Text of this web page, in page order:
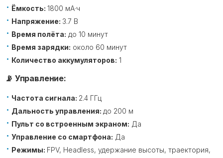
Ёмкость: 1800 мА·ч
Напряжение: 3.7 В
Время полёта: до 10 минут
Время зарядки: около 60 минут
Количество аккумуляторов: 1
📡 Управление:
Частота сигнала: 2.4 ГГц
Дальность управления: до 200 м
Пульт со встроенным экраном: Да
Управление со смартфона: Да
Режимы: FPV, Headless, удержание высоты, траектория,